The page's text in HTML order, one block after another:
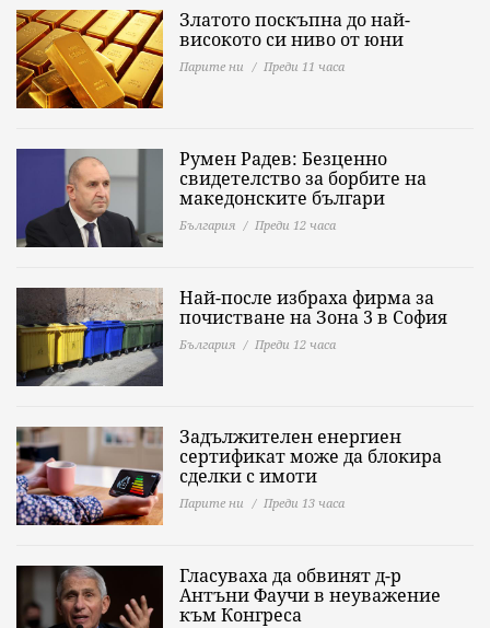
Златото поскъпна до най-
високото си ниво от юни
Парите ни Преди 11 часа
Румен Радев: Безценно
свидетелство за борбите на
македонските българи
България Преди 12 часа
Най-после избраха фирма за
почистване на Зона 3 в София
България Преди 12 часа
Задължителен енергиен
сертификат може да блокира
сделки с имоти
Парите ни Преди 13 часа
Гласуваха да обвинят д-р
Антъни Фаучи в неуважение
към Конгреса